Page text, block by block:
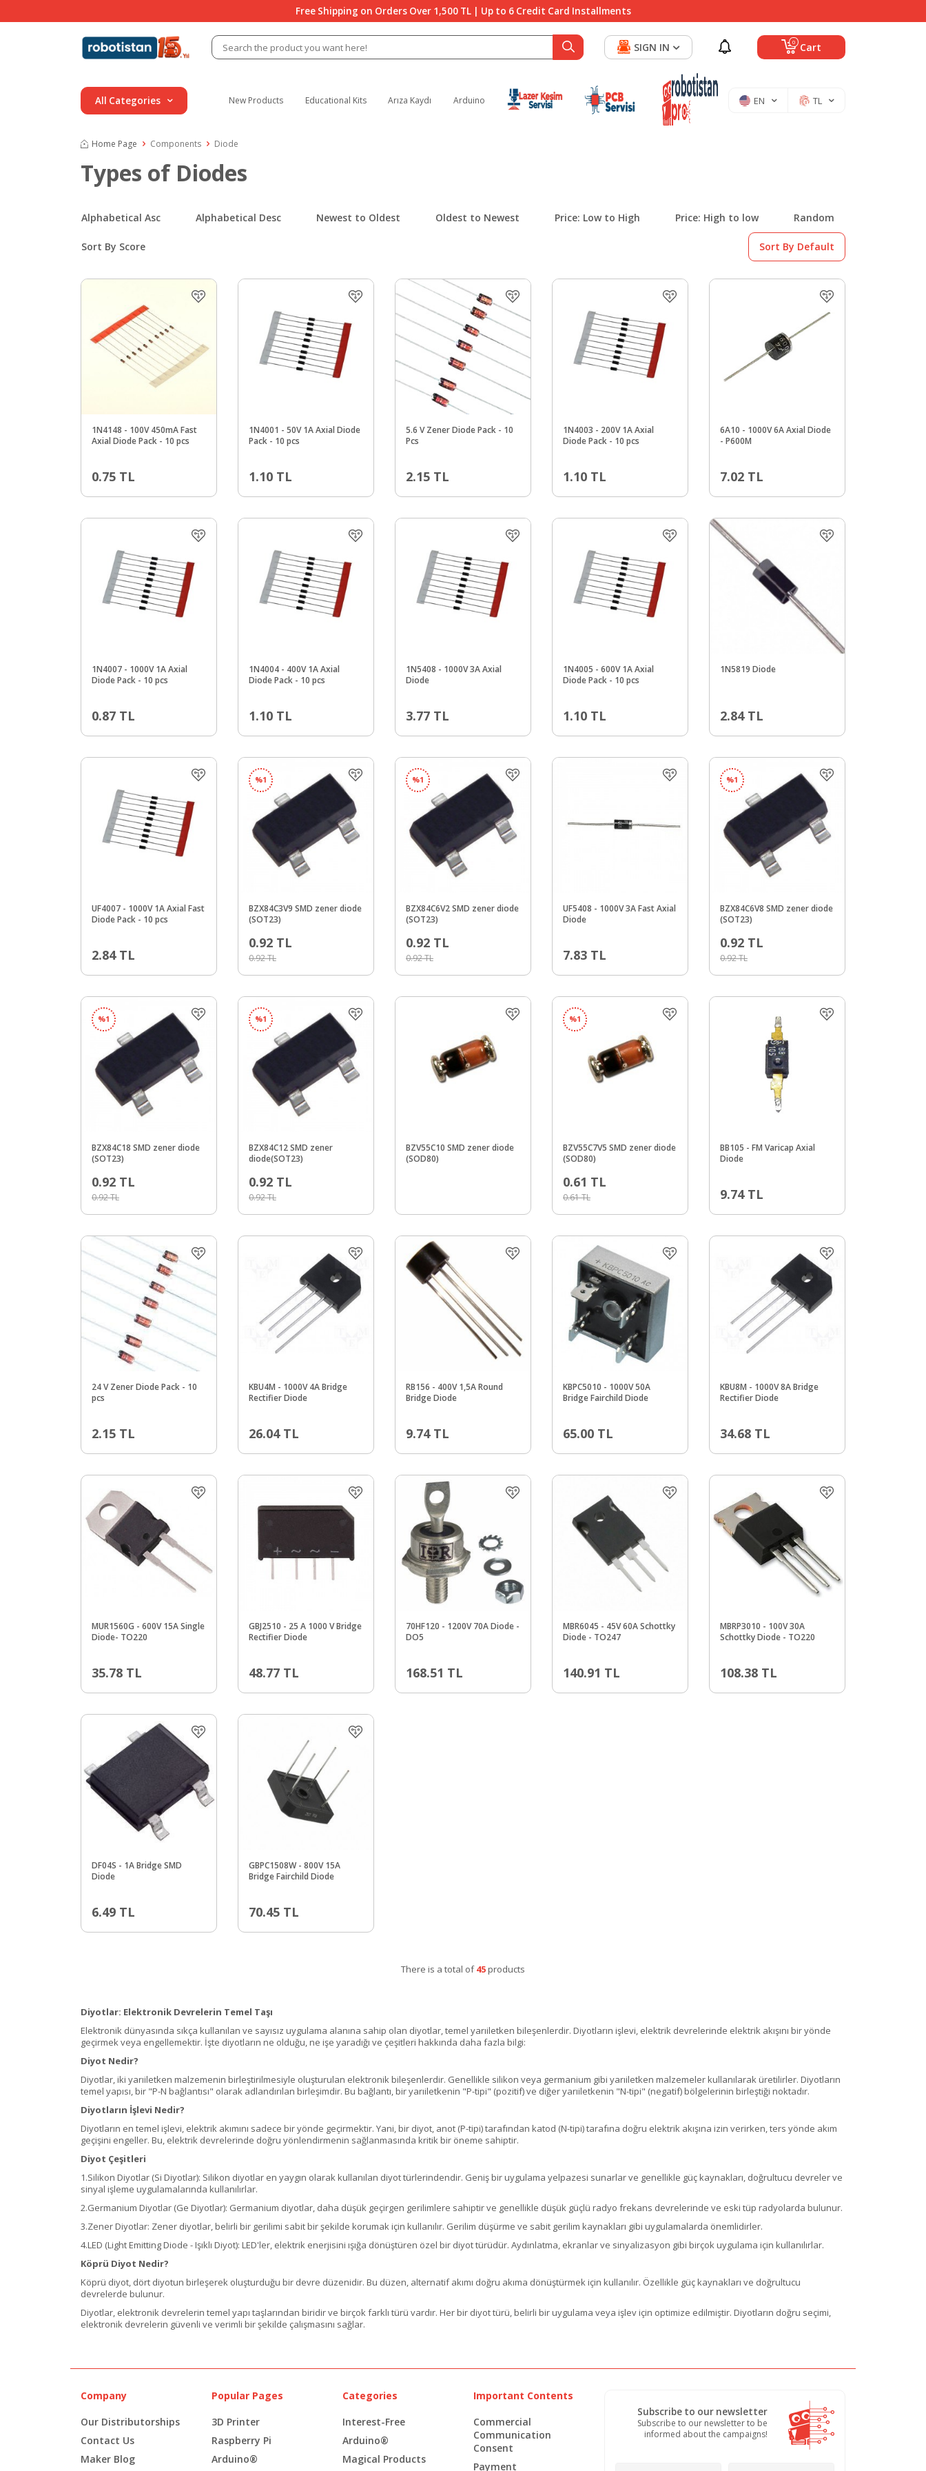
Free Shipping on Orders Over 1,500 TL | Up to 6 Credit Card Installments
0 Cart
SIGN IN
All Categories New Products Educational Kits Arıza Kaydı Arduino EN TL
Home Page Components Diode
Types of Diodes
Alphabetical Asc Alphabetical Desc Newest to Oldest Oldest to Newest Price: Low to High Price: High to low Random
Sort By Score Sort By Default
1N4148 - 100V 450mA Fast
Axial Diode Pack - 10 pcs
0.75 TL
1N4001 - 50V 1A Axial Diode
Pack - 10 pcs
1.10 TL
5.6 V Zener Diode Pack - 10
Pcs
2.15 TL
1N4003 - 200V 1A Axial
Diode Pack - 10 pcs
1.10 TL
6A10 - 1000V 6A Axial Diode
- P600M
7.02 TL
1N4007 - 1000V 1A Axial
Diode Pack - 10 pcs
0.87 TL
1N4004 - 400V 1A Axial
Diode Pack - 10 pcs
1.10 TL
1N5408 - 1000V 3A Axial
Diode
3.77 TL
1N4005 - 600V 1A Axial
Diode Pack - 10 pcs
1.10 TL
1N5819 Diode
2.84TL
UF4007 - 1000V 1A Axial Fast
Diode Pack - 10 pcs
2.84TL
%1
BZX84C3V9 SMD zener diode
(SOT23)
0.92TL
0.92 TL
%1
BZX84C6V2 SMD zener diode
(SOT23)
0.92TL
0.92 TL
UF5408 - 1000V 3A Fast Axial
Diode
7.83 TL
%1
BZX84C6V8 SMD zener diode
(SOT23)
0.92TL
0.92 TL
%1
BZX84C18 SMD zener diode
(SOT23)
0.92TL
0.92 TL
%1
BZX84C12 SMD zener
diode(SOT23)
0.92TL
0.92 TL
BZV55C10 SMD zener diode
(SOD80)
%1
BZV55C7V5 SMD zener diode
(SOD80)
0.61TL
0.61 TL
BB105 - FM Varicap Axial
Diode
9.74TL
24 V Zener Diode Pack - 10
pcs
2.15 TL
KBU4M - 1000V 4A Bridge
Rectifier Diode
26.04TL
RB156 - 400V 1,5A Round
Bridge Diode
9.74TL
KBPC5010 - 1000V 50A
Bridge Fairchild Diode
65.00 TL
KBU8M - 1000V 8A Bridge
Rectifier Diode
34.68 TL
MUR1560G - 600V 15A Single
Diode- TO220
35.78 TL
GBJ2510 - 25 A 1000 V Bridge
Rectifier Diode
48.77 TL
70HF120 - 1200V 70A Diode -
DO5
168.51 TL
MBR6045 - 45V 60A Schottky
Diode - TO247
140.91 TL
MBRP3010 - 100V 30A
Schottky Diode - TO220
108.38 TL
DF04S - 1A Bridge SMD
Diode
6.49 TL
GBPC1508W - 800V 15A
Bridge Fairchild Diode
70.45 TL
There is a total of45products
Diyotlar: Elektronik Devrelerin Temel Taşı
Elektronik dünyasında sıkça kullanılan ve sayısız uygulama alanına sahip olan diyotlar, temel yarıiletken bileşenlerdir. Diyotların işlevi, elektrik devrelerinde elektrik akışını bir yönde
geçirmek veya engellemektir. İşte diyotların ne olduğu, ne işe yaradığı ve çeşitleri hakkında daha fazla bilgi:
Diyot Nedir?
Diyotlar, iki yarıiletken malzemenin birleştirilmesiyle oluşturulan elektronik bileşenlerdir. Genellikle silikon veya germanium gibi yarıiletken malzemeler kullanılarak üretilirler. Diyotların
temel yapısı, bir "P-N bağlantısı" olarak adlandırılan birleşimdir. Bu bağlantı, bir yarıiletkenin "P-tipi" (pozitif) ve diğer yarıiletkenin "N-tipi" (negatif) bölgelerinin birleştiği noktadır.
Diyotların İşlevi Nedir?
Diyotların en temel işlevi, elektrik akımını sadece bir yönde geçirmektir. Yani, bir diyot, anot (P-tipi) tarafından katod (N-tipi) tarafına doğru elektrik akışına izin verirken, ters yönde akım
geçişini engeller. Bu, elektrik devrelerinde doğru yönlendirmenin sağlanmasında kritik bir öneme sahiptir.
Diyot Çeşitleri
1.Silikon Diyotlar (Si Diyotlar): Silikon diyotlar en yaygın olarak kullanılan diyot türlerindendir. Geniş bir uygulama yelpazesi sunarlar ve genellikle güç kaynakları, doğrultucu devreler ve
sinyal işleme uygulamalarında kullanılırlar.
2.Germanium Diyotlar (Ge Diyotlar): Germanium diyotlar, daha düşük geçirgen gerilimlere sahiptir ve genellikle düşük güçlü radyo frekans devrelerinde ve eski tüp radyolarda bulunur.
3.Zener Diyotlar: Zener diyotlar, belirli bir gerilimi sabit bir şekilde korumak için kullanılır. Gerilim düşürme ve sabit gerilim kaynakları gibi uygulamalarda önemlidirler.
4.LED (Light Emitting Diode - Işıklı Diyot): LED'ler, elektrik enerjisini ışığa dönüştüren özel bir diyot türüdür. Aydınlatma, ekranlar ve sinyalizasyon gibi birçok uygulama için kullanılırlar.
Köprü Diyot Nedir?
Köprü diyot, dört diyotun birleşerek oluşturduğu bir devre düzenidir. Bu düzen, alternatif akımı doğru akıma dönüştürmek için kullanılır. Özellikle güç kaynakları ve doğrultucu
devrelerde bulunur.
Diyotlar, elektronik devrelerin temel yapı taşlarından biridir ve birçok farklı türü vardır. Her bir diyot türü, belirli bir uygulama veya işlev için optimize edilmiştir. Diyotların doğru seçimi,
elektronik devrelerin güvenli ve verimli bir şekilde çalışmasını sağlar.
Company
Our Distributorships
Contact Us
Maker Blog
Popular Pages
3D Printer
Raspberry Pi
Arduino®
Categories
Interest-Free
Arduino®
Magical Products
Important Contents
Commercial
Communication
Consent
Payment
Subscribe to our newsletter
Subscribe to our newsletter to be
informed about the campaigns!